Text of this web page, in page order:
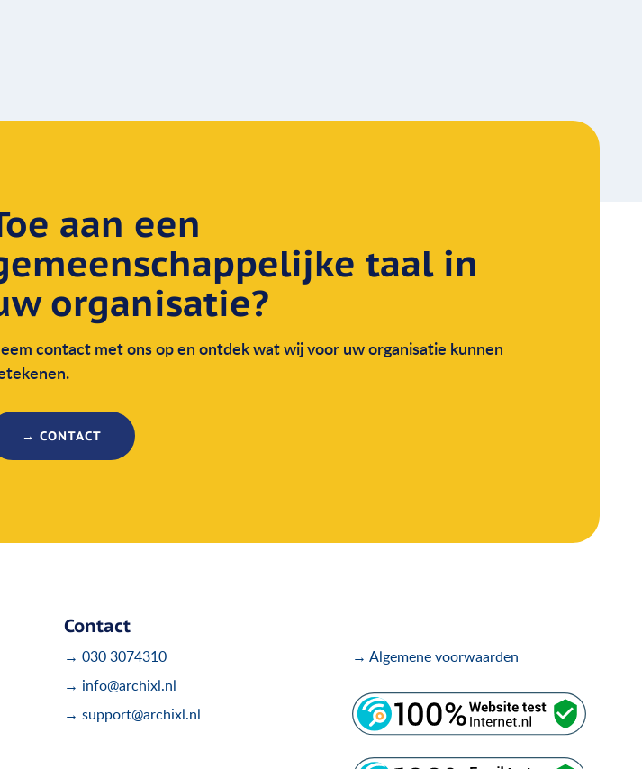
aan een
taal in
organisatie?
contact met ons op en ontdek wat wij voor uw organisatie kunnen
→ CONTACT
Contact
→ 030 3074310
→ info@archixl.nl
→ support@archixl.nl
→ Algemene voorwaarden